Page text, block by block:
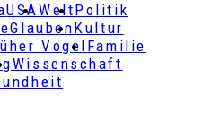
USAWeltPolitik
GlaubenKultur
VogelFamilie
Wissenschaft